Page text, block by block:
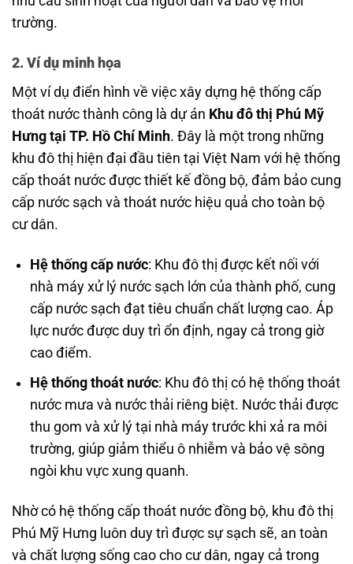
trường.
2. Ví dụ minh họa
Một ví dụ điển hình về việc xây dựng hệ thống cấp
thoát nước thành công là dự án Khu đô thị Phú Mỹ
Hưng tại TP. Hồ Chí Minh. Đây là một trong những
khu đô thị hiện đại đầu tiên tại Việt Nam với hệ thống
cấp thoát nước được thiết kế đồng bộ, đảm bảo cung
cấp nước sạch và thoát nước hiệu quả cho toàn bộ
cư dân.
Hệ thống cấp nước: Khu đô thị được kết nối với
nhà máy xử lý nước sạch lớn của thành phố, cung
cấp nước sạch đạt tiêu chuẩn chất lượng cao. Áp
lực nước được duy trì ổn định, ngay cả trong giờ
cao điểm.
Hệ thống thoát nước: Khu đô thị có hệ thống thoát
nước mưa và nước thải riêng biệt. Nước thải được
thu gom và xử lý tại nhà máy trước khi xả ra môi
trường, giúp giảm thiểu ô nhiễm và bảo vệ sông
ngòi khu vực xung quanh.
Nhờ có hệ thống cấp thoát nước đồng bộ, khu đô thị
Phú Mỹ Hưng luôn duy trì được sự sạch sẽ, an toàn
và chất lượng sống cao cho cư dân, ngay cả trong